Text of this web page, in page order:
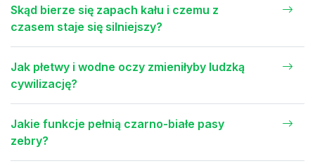
Skąd bierze się zapach kału i czemu z
czasem staje się silniejszy?
Jak płetwy i wodne oczy zmieniłyby ludzką
cywilizację?
Jakie funkcje pełnią czarno-białe pasy
zebry?